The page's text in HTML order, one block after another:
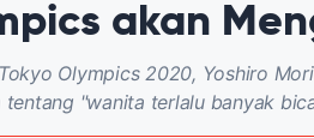
akan
Olympics 2020, Yoshiro
tentang "wanita terlalu banyak